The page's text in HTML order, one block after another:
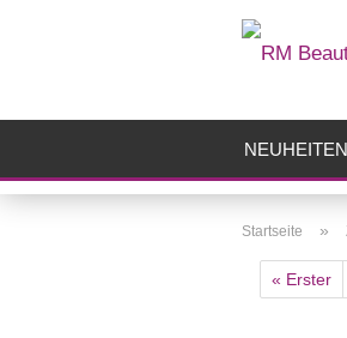
NEUHEITEN
Startseite »
« Erster